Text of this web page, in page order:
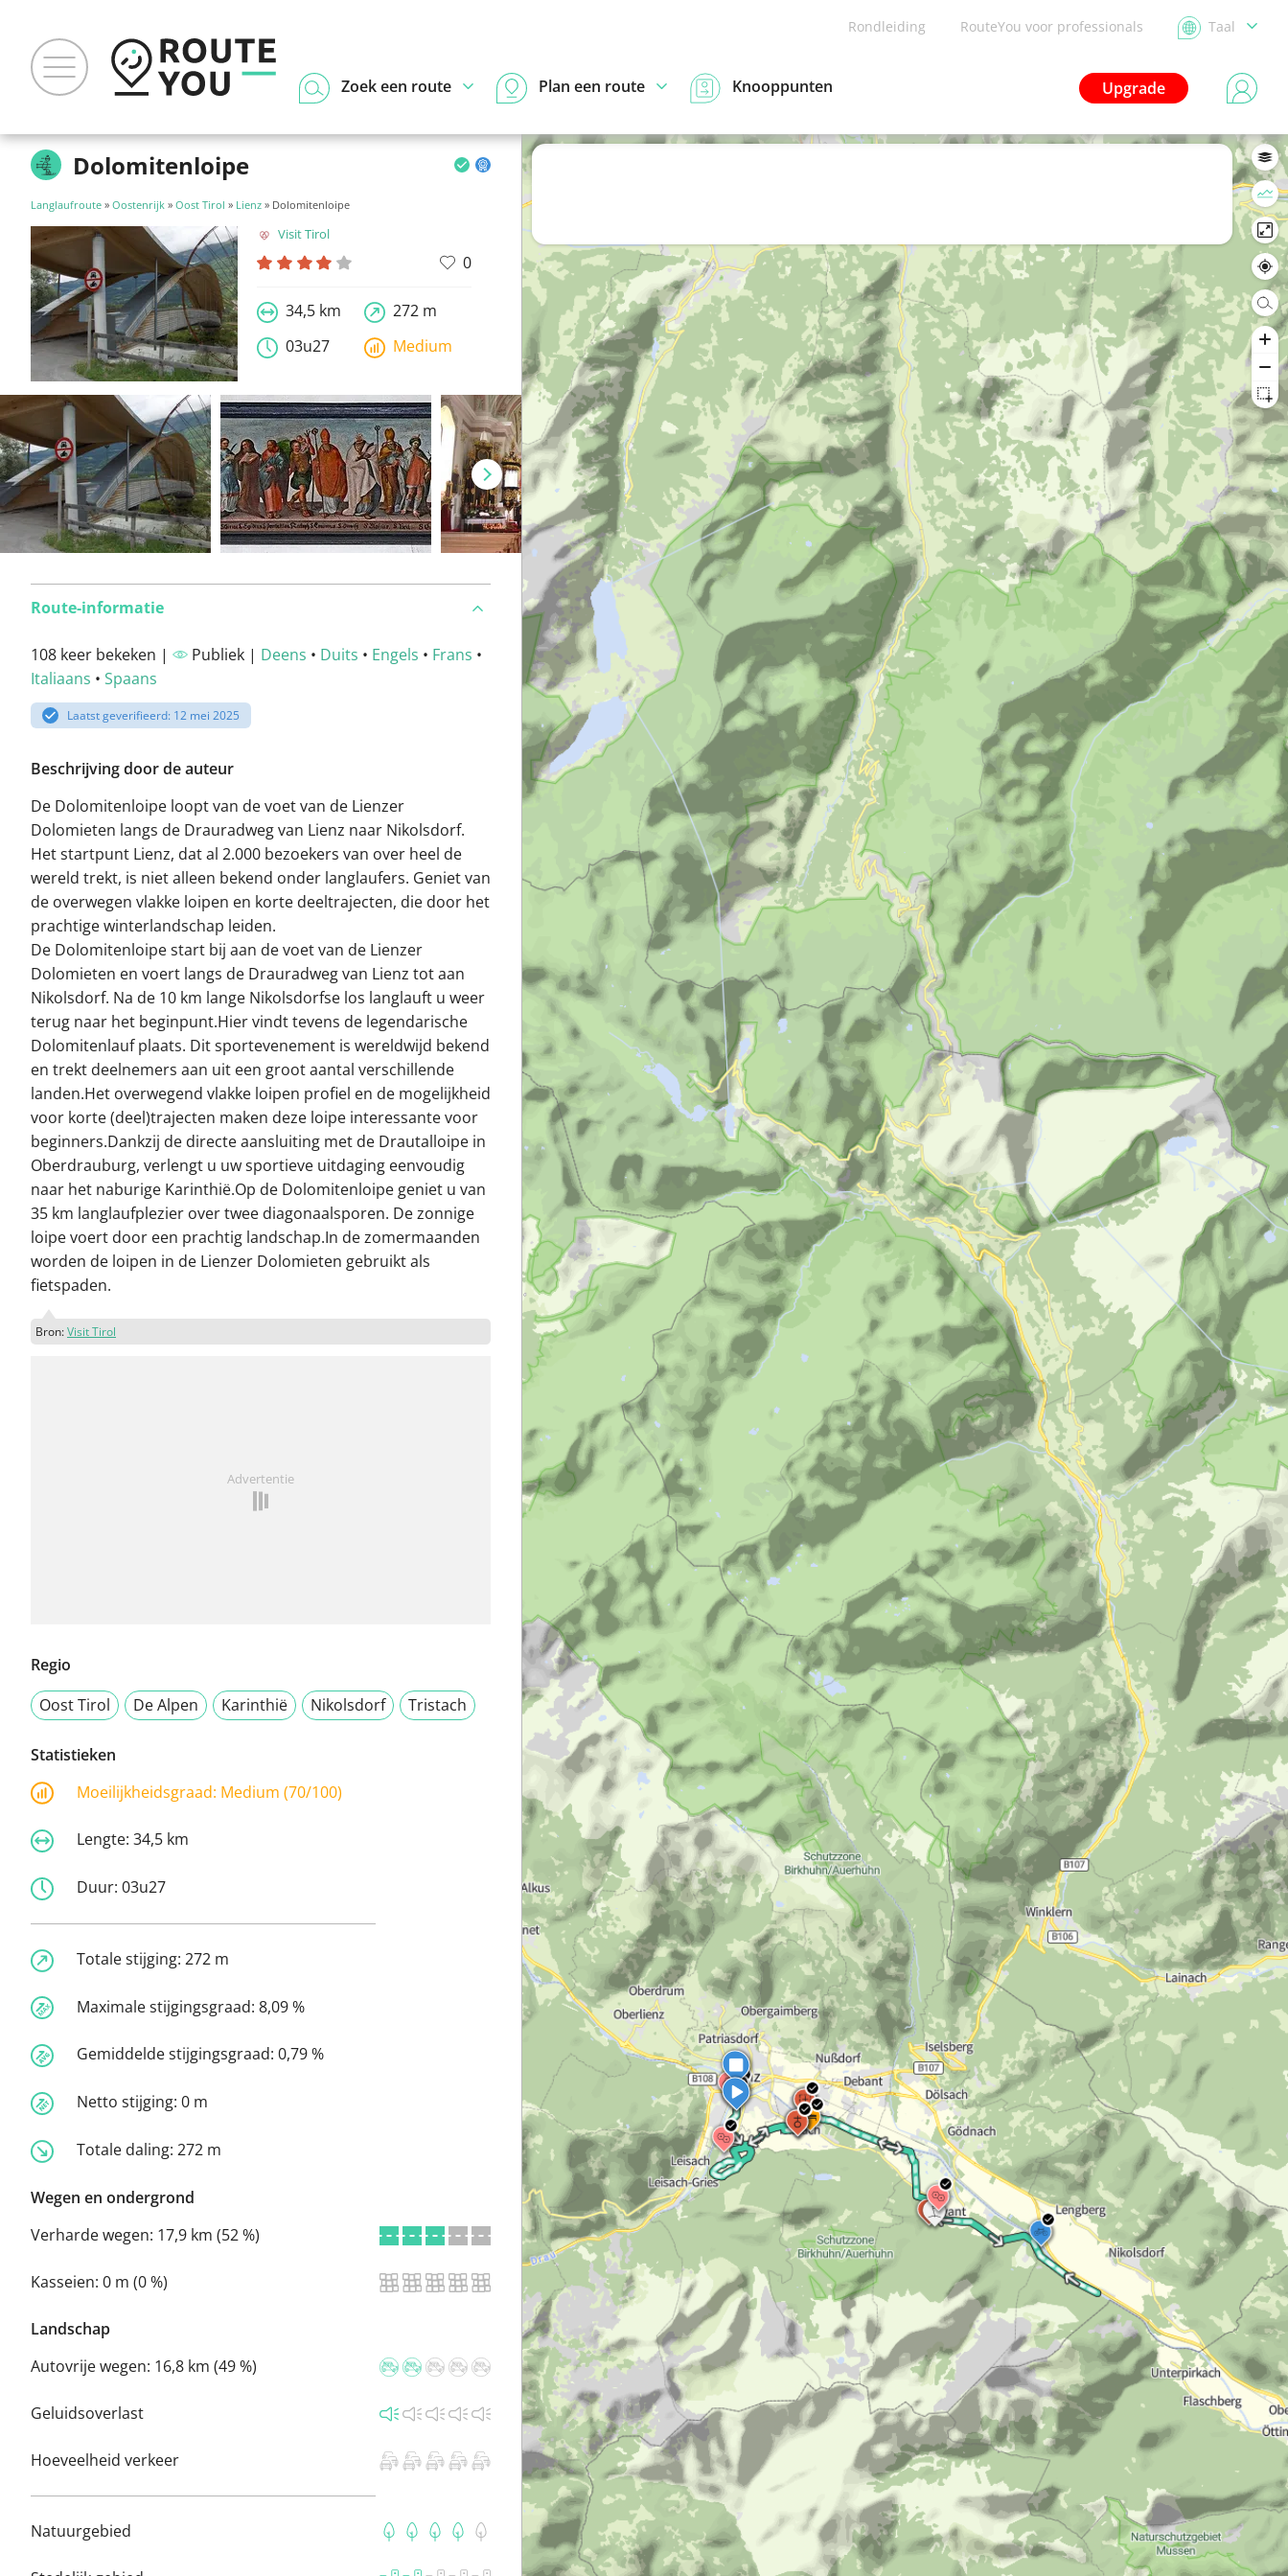
Rondleiding RouteYou voor professionals Taal
Upgrade
Zoek een route Plan een route Knooppunten
Dolomitenloipe
Langlaufroute » Oostenrijk » Oost Tirol » Lienz » Dolomitenloipe
Visit Tirol
0
34,5 km
272 m
03u27
Medium
Route-informatie
108 keer bekeken | Publiek | Deens • Duits • Engels • Frans •
Italiaans • Spaans
Laatst geverifieerd: 12 mei 2025
Beschrijving door de auteur
De Dolomitenloipe loopt van de voet van de Lienzer
Dolomieten langs de Drauradweg van Lienz naar Nikolsdorf.
Het startpunt Lienz, dat al 2.000 bezoekers van over heel de
wereld trekt, is niet alleen bekend onder langlaufers. Geniet van
de overwegen vlakke loipen en korte deeltrajecten, die door het
prachtige winterlandschap leiden.
De Dolomitenloipe start bij aan de voet van de Lienzer
Dolomieten en voert langs de Drauradweg van Lienz tot aan
Nikolsdorf. Na de 10 km lange Nikolsdorfse los langlauft u weer
terug naar het beginpunt.Hier vindt tevens de legendarische
Dolomitenlauf plaats. Dit sportevenement is wereldwijd bekend
en trekt deelnemers aan uit een groot aantal verschillende
landen.Het overwegend vlakke loipen profiel en de mogelijkheid
voor korte (deel)trajecten maken deze loipe interessante voor
beginners.Dankzij de directe aansluiting met de Drautalloipe in
Oberdrauburg, verlengt u uw sportieve uitdaging eenvoudig
naar het naburige Karinthië.Op de Dolomitenloipe geniet u van
35 km langlaufplezier over twee diagonaalsporen. De zonnige
loipe voert door een prachtig landschap.In de zomermaanden
worden de loipen in de Lienzer Dolomieten gebruikt als
fietspaden.
Bron:Visit Tirol
Advertentie
Regio
Oost Tirol
De Alpen Karinthië Nikolsdorf Tristach
Statistieken
Moeilijkheidsgraad: Medium (70/100)
Lengte: 34,5 km
Duur: 03u27
Totale stijging: 272 m
Maximale stijgingsgraad: 8,09 %
Gemiddelde stijgingsgraad: 0,79 %
Netto stijging: 0 m
Totale daling: 272 m
Wegen en ondergrond
Verharde wegen: 17,9 km (52 %)
Kasseien: 0 m (0 %)
Landschap
Autovrije wegen: 16,8 km (49 %)
Geluidsoverlast
Hoeveelheid verkeer
Natuurgebied